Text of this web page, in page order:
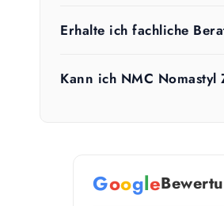
Erhalte ich fachliche
Kann ich NMC
Google